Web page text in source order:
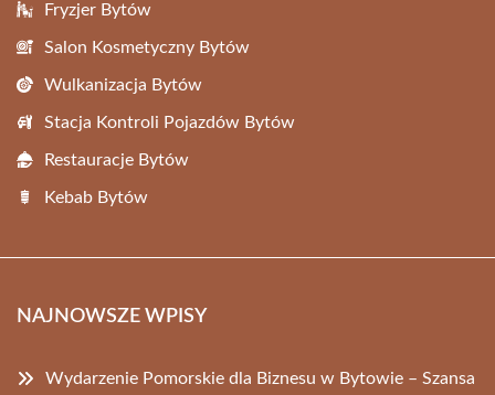
Fryzjer Bytów
Salon Kosmetyczny Bytów
Wulkanizacja Bytów
Stacja Kontroli Pojazdów Bytów
Restauracje Bytów
Kebab Bytów
NAJNOWSZE WPISY
Wydarzenie Pomorskie dla Biznesu w Bytowie – Szansa